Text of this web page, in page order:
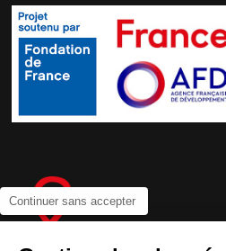
Continuer sans accepter